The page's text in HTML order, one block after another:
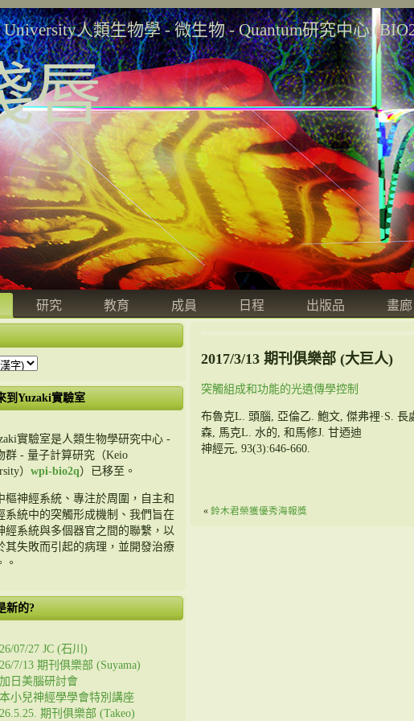
University人類生物學 - 微生物 - Quantum研究中心
唇
研究 教育 成員 日程 出版品 畫廊
到Yuzaki實驗室
實驗室是人類生物學研究中心 -
群 - 量子計算研究（Keio
） wpi-bio2q）已移至。
樞神經系統、專注於周圍，自主和
系統中的突觸形成機制、我們旨在
經系統與多個器官之間的聯繫，以
其失敗而引起的病理，並開發治療
。
新的?
07/27 JC (石川)
7/13 期刊俱樂部 (Suyama)
日美腦研討會
小兒神經學學會特別講座
期刊俱樂部 (Takeo)
2017/3/13 期刊俱樂部 (大巨人)
突觸組成和功能的光遺傳學控制
布魯克L. 頭腦, 亞倫乙. 鮑文, 傑弗裡·S.
森, 馬克L. 水的, 和馬修J. 甘迺迪
神經元, 93(3):646-660.
« 鈴木君榮獲優秀海報獎